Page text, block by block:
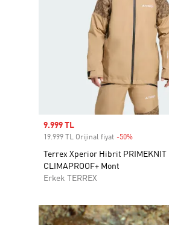
Sale price
9.999 TL
19.999 TL Orijinal fiyat -50%
Terrex Xperior Hibrit PRIMEKNIT
CLIMAPROOF+ Mont
Erkek TERREX